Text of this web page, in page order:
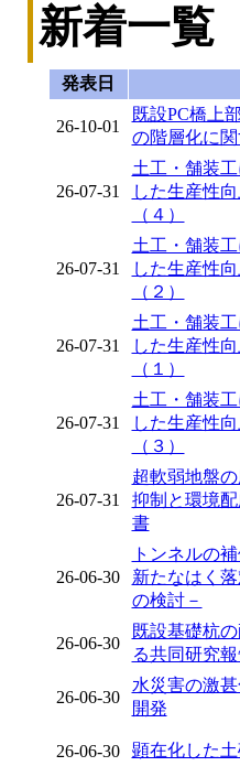
新着一覧
発表日
26-10-01
既設PC橋上
の階層化に
26-07-31
土工・舗装
した生産性
（４）
26-07-31
土工・舗装
した生産性
（２）
26-07-31
土工・舗装
した生産性
（１）
26-07-31
土工・舗装
した生産性
（３）
26-07-31
超軟弱地盤
抑制と環境
書
26-06-30
トンネルの
新たなはく
の検討－
26-06-30
既設基礎杭
る共同研究
26-06-30
水災害の激
開発
26-06-30 顕在化した